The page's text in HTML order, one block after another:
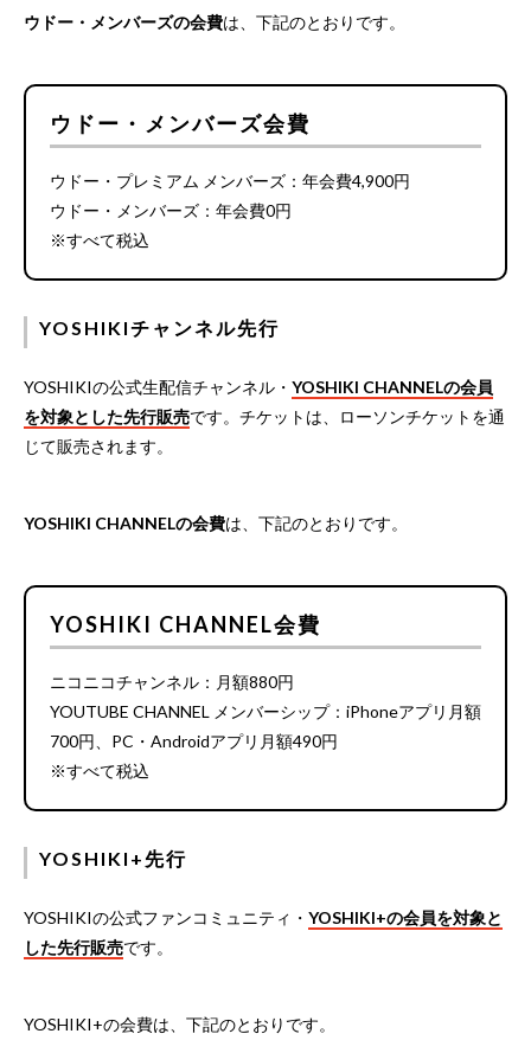
ウドー・メンバーズの会費は、下記のとおりです。
ウドー・メンバーズ会費
ウドー・プレミアム メンバーズ：年会費4,900円
ウドー・メンバーズ：年会費0円
※すべて税込
YOSHIKIチャンネル先行
YOSHIKIの公式生配信チャンネル・ YOSHIKI CHANNELの会員
を対象とした先行販売です。チケットは、ローソンチケットを通
じて販売されます。
YOSHIKI CHANNELの会費は、下記のとおりです。
YOSHIKI CHANNEL会費
ニコニコチャンネル：月額880円
YOUTUBE CHANNEL メンバーシップ：iPhoneアプリ月額
700円、PC・Androidアプリ月額490円
※すべて税込
YOSHIKI+先行
YOSHIKIの公式ファンコミュニティ・ YOSHIKI+の会員を対象と
した先行販売です。
YOSHIKI+の会費は、下記のとおりです。